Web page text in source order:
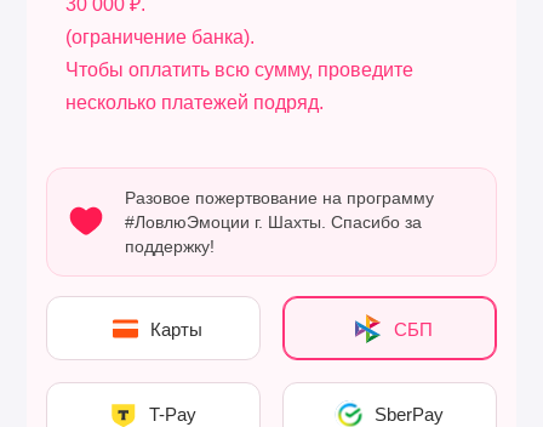
30 000 ₽.
(ограничение банка).
Чтобы оплатить всю сумму, проведите
несколько платежей подряд.
Разовое пожертвование на программу
#ЛовлюЭмоции г. Шахты. Спасибо за
поддержку!
Карты СБП
T-Pay SberPay